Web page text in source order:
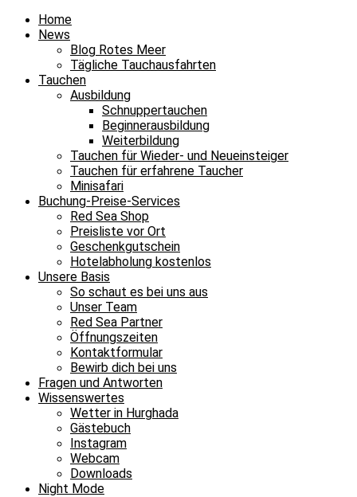
Home
News
Blog Rotes Meer
Tägliche Tauchausfahrten
Tauchen
Ausbildung
Schnuppertauchen
Beginnerausbildung
Weiterbildung
Tauchen für Wieder- und Neueinsteiger
Tauchen für erfahrene Taucher
Minisafari
Buchung-Preise-Services
Red Sea Shop
Preisliste vor Ort
Geschenkgutschein
Hotelabholung kostenlos
Unsere Basis
So schaut es bei uns aus
Unser Team
Red Sea Partner
Öffnungszeiten
Kontaktformular
Bewirb dich bei uns
Fragen und Antworten
Wissenswertes
Wetter in Hurghada
Gästebuch
Instagram
Webcam
Downloads
Night Mode